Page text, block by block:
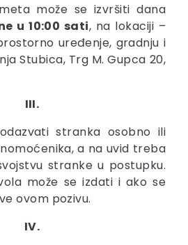
može se izvršiti dana
u 10:00 sati, na lokaciji –
uređenje, gradnju i
Stubica, Trg M. Gupca 20,
III.
stranka osobno ili
a na uvid treba
stranke u postupku.
može se izdati i ako se
ovom pozivu.
IV.